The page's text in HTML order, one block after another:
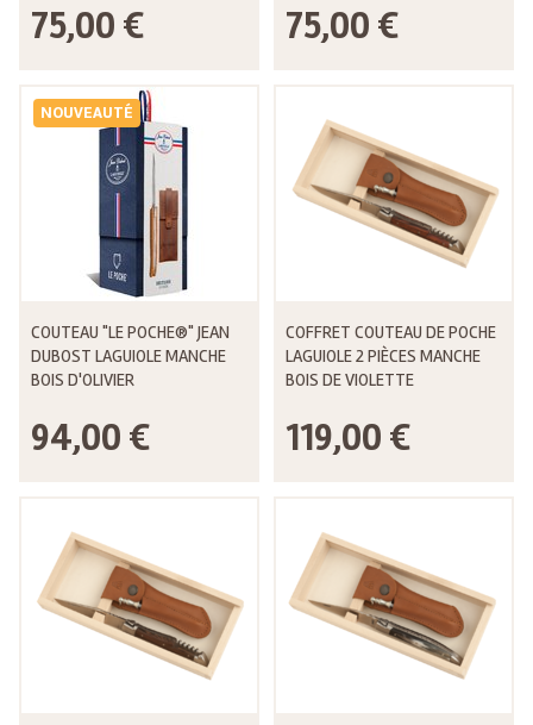
75,00 € 75,00 €
NOUVEAUTÉ
COUTEAU "LE POCHE®" JEAN
DUBOST LAGUIOLE MANCHE
BOIS D'OLIVIER
94,00 €
COFFRET COUTEAU DE POCHE
LAGUIOLE 2 PIÈCES MANCHE
BOIS DE VIOLETTE
119,00 €